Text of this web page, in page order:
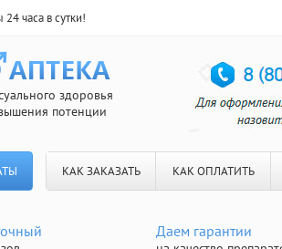
часа в сутки!
здоровья
потенции
КАК ЗАКАЗАТЬ КАК ОПЛАТИТЬ
Даем гарантии